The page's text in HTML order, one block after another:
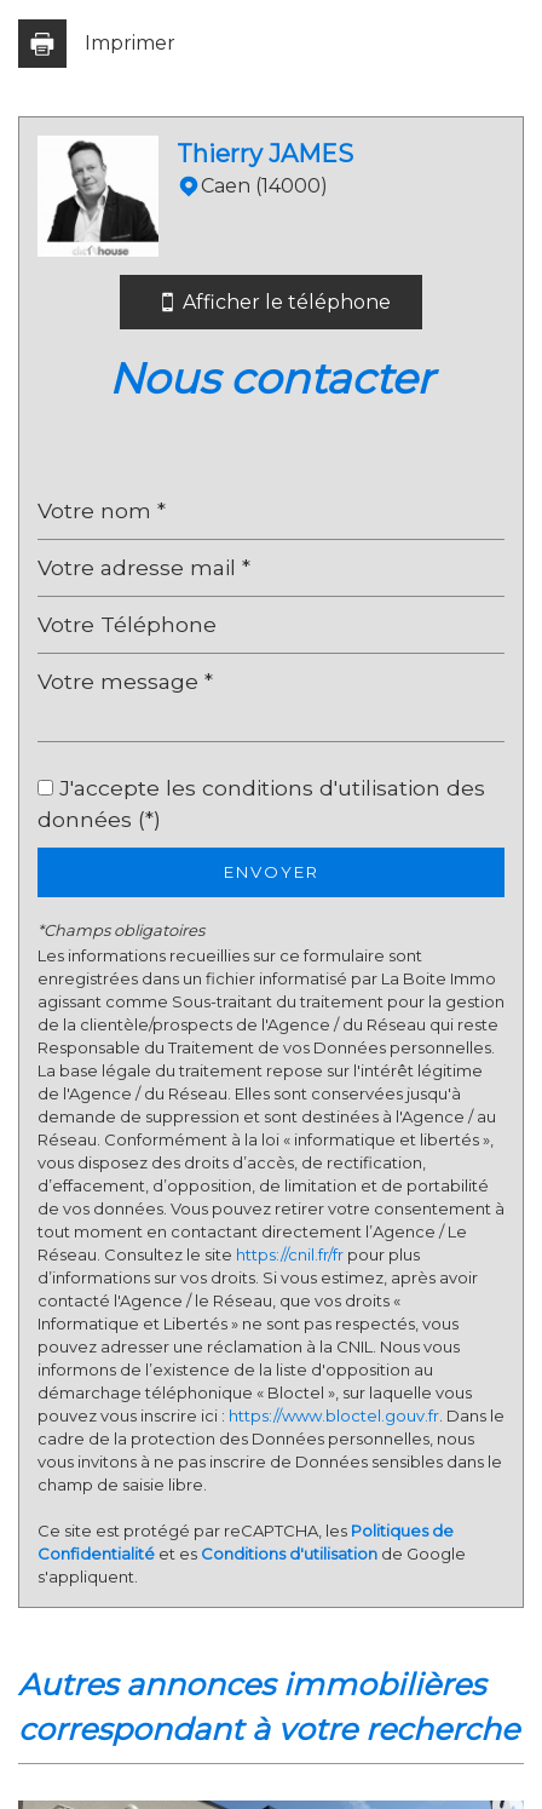
Mairie
statistiques
Nombre d'habitants
Propriétaires (vs. locataires)
Taxe habitation
Habitants de plus de 55 ans
Nombre d'enfants par famille
Familles sans enfant
55,49 %
Familles avec 1 ou 2 enfants
Maisons
Imprimer
Thierry JAMES
Caen (14000)
Afficher le téléphone
nous contacter
J'accepte les conditions d'utilisation des
données (*)
ENVOYER
*Champs obligatoires
Les informations recueillies sur ce formulaire sont
enregistrées dans un fichier informatisé par La Boite Immo
agissant comme Sous-traitant du traitement pour la gestion
de la clientèle/prospects de l'Agence / du Réseau qui reste
Responsable du Traitement de vos Données personnelles.
La base légale du traitement repose sur l'intérêt légitime
de l'Agence / du Réseau. Elles sont conservées jusqu'à
demande de suppression et sont destinées à l'Agence / au
Réseau. Conformément à la loi « informatique et libertés »,
vous disposez des droits d’accès, de rectification,
d’effacement, d’opposition, de limitation et de portabilité
de vos données. Vous pouvez retirer votre consentement à
tout moment en contactant directement l’Agence / Le
Réseau. Consultez le site https://cnil.fr/fr pour plus
d’informations sur vos droits. Si vous estimez, après avoir
contacté l'Agence / le Réseau, que vos droits «
Informatique et Libertés » ne sont pas respectés, vous
pouvez adresser une réclamation à la CNIL. Nous vous
informons de l’existence de la liste d'opposition au
démarchage téléphonique « Bloctel », sur laquelle vous
pouvez vous inscrire ici : https://www.bloctel.gouv.fr. Dans le
cadre de la protection des Données personnelles, nous
vous invitons à ne pas inscrire de Données sensibles dans le
champ de saisie libre.
Ce site est protégé par reCAPTCHA, les Politiques de
Confidentialité et es Conditions d'utilisation de Google
s'appliquent.
autres annonces immobilières
correspondant à votre recherche